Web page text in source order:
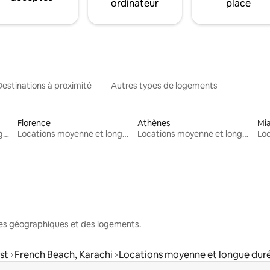
ordinateur place
à proximité Autres types de logements
Locations moyenne et longue durée
Florence
Locations moyenne et longue durée
Athènes
Locations moyenne et longue durée
géographiques et des logements.
French Beach, Karachi Locations moyenne et longue